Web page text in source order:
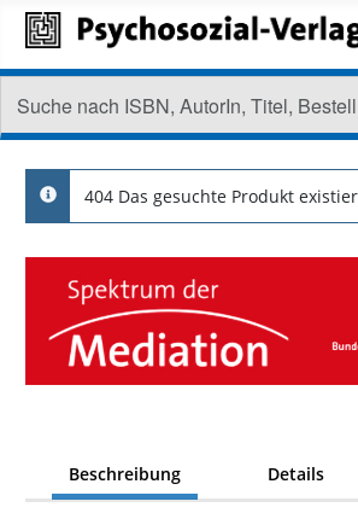
info 404 Das gesuchte Produkt
Beschreibung Details